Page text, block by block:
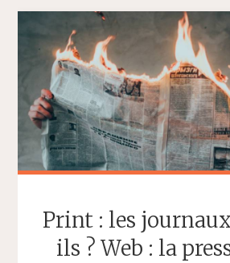
«
DE
DU
22
Print : les
ils ? Web : la